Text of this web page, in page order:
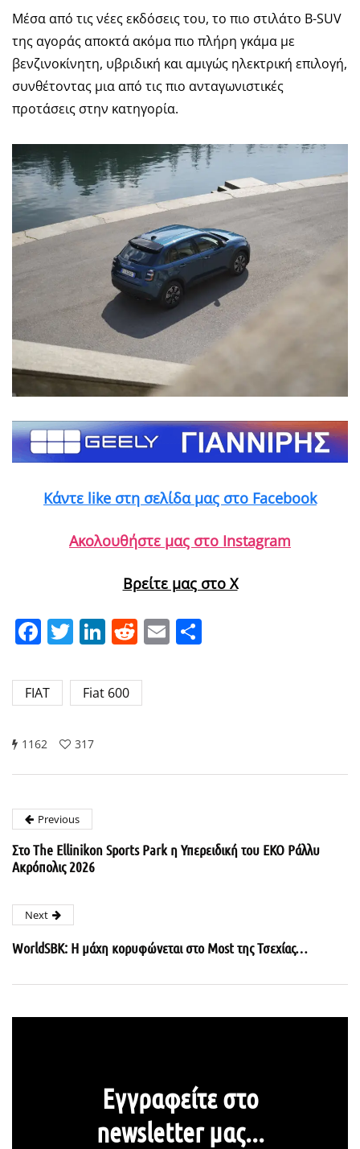
Μέσα από τις νέες εκδόσεις του, το πιο στιλάτο B-SUV
της αγοράς αποκτά ακόμα πιο πλήρη γκάμα με
βενζινοκίνητη, υβριδική και αμιγώς ηλεκτρική επιλογή,
συνθέτοντας μια από τις πιο ανταγωνιστικές
προτάσεις στην κατηγορία.
Κάντε like στη σελίδα μας στο Facebook
Ακολουθήστε μας στο Instagram
Βρείτε μας στο X
Facebook
Twitter
LinkedIn
Reddit
Email
FIAT Fiat 600
1162 317
Previous
Στο The Ellinikon Sports Park η Υπερειδική του ΕΚΟ Ράλλυ
Ακρόπολις 2026
Next
WorldSBK: Η μάχη κορυφώνεται στο Most της Τσεχίας…
Εγγραφείτε στο
newsletter μας...